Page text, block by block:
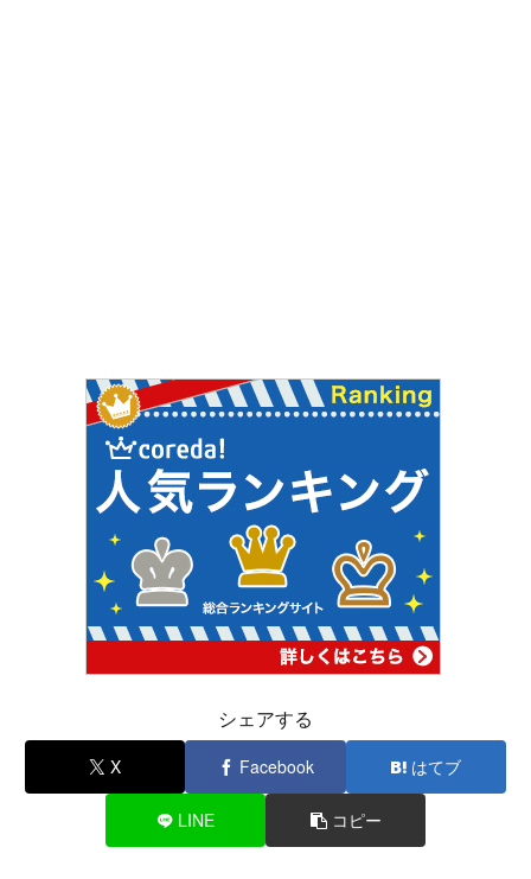
シェアする
X Facebook はてブ
LINE コピー